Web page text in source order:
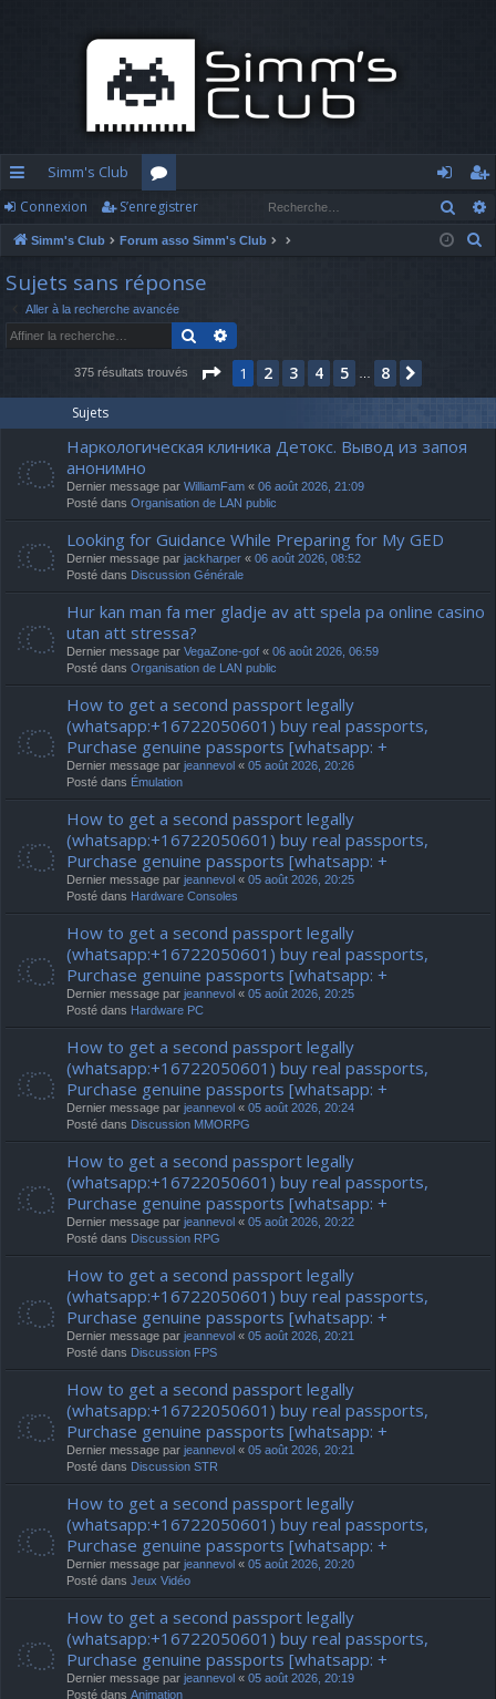
cc
ès
ra
Simm's Club
or
u
m
s
o
n
’e
nr
Connexion S’enregistrer
Simm's Club Forum asso Simm's Club
Sujets sans réponse
Aller à la recherche avancée
Rechercher
375 résultats trouvés Page 1 sur
1 2 3 4 5 8
Sujets
Наркологическая клиника Детокс. Вывод из запоя
анонимно
Dernier message par WilliamFam « 06 août 2026, 21:09
Posté dans Organisation de LAN public
Looking for Guidance While Preparing for My GED
Dernier message par jackharper « 06 août 2026, 08:52
Posté dans Discussion Générale
Hur kan man fa mer gladje av att spela pa online casino
utan att stressa?
Dernier message par VegaZone-gof « 06 août 2026, 06:59
Posté dans Organisation de LAN public
How to get a second passport legally
(whatsapp:+16722050601) buy real passports,
Purchase genuine passports [whatsapp: +
Dernier message par jeannevol « 05 août 2026, 20:26
Posté dans Émulation
How to get a second passport legally
(whatsapp:+16722050601) buy real passports,
Purchase genuine passports [whatsapp: +
Dernier message par jeannevol « 05 août 2026, 20:25
Posté dans Hardware Consoles
How to get a second passport legally
(whatsapp:+16722050601) buy real passports,
Purchase genuine passports [whatsapp: +
Dernier message par jeannevol « 05 août 2026, 20:25
Posté dans Hardware PC
How to get a second passport legally
(whatsapp:+16722050601) buy real passports,
Purchase genuine passports [whatsapp: +
Dernier message par jeannevol « 05 août 2026, 20:24
Posté dans Discussion MMORPG
How to get a second passport legally
(whatsapp:+16722050601) buy real passports,
Purchase genuine passports [whatsapp: +
Dernier message par jeannevol « 05 août 2026, 20:22
Posté dans Discussion RPG
How to get a second passport legally
(whatsapp:+16722050601) buy real passports,
Purchase genuine passports [whatsapp: +
Dernier message par jeannevol « 05 août 2026, 20:21
Posté dans Discussion FPS
How to get a second passport legally
(whatsapp:+16722050601) buy real passports,
Purchase genuine passports [whatsapp: +
Dernier message par jeannevol « 05 août 2026, 20:21
Posté dans Discussion STR
How to get a second passport legally
(whatsapp:+16722050601) buy real passports,
Purchase genuine passports [whatsapp: +
Dernier message par jeannevol « 05 août 2026, 20:20
Posté dans Jeux Vidéo
How to get a second passport legally
(whatsapp:+16722050601) buy real passports,
Purchase genuine passports [whatsapp: +
Dernier message par jeannevol « 05 août 2026, 20:19
Posté dans Animation